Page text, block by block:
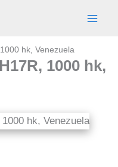
hk, Venezuela
1000 hk,